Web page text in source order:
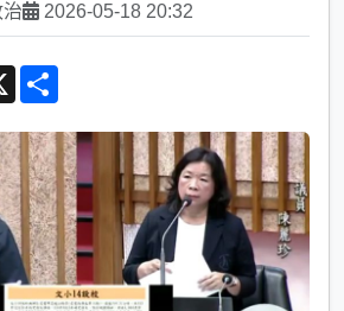
2026-05-18 20:32
X
r
e